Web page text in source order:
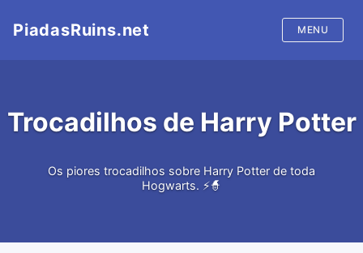
PiadasRuins.net
Piadas
Trocadilhos
MENU
Trocadilhos de Harry Potter
Os piores trocadilhos sobre Harry Potter de toda
Hogwarts. ⚡🧙